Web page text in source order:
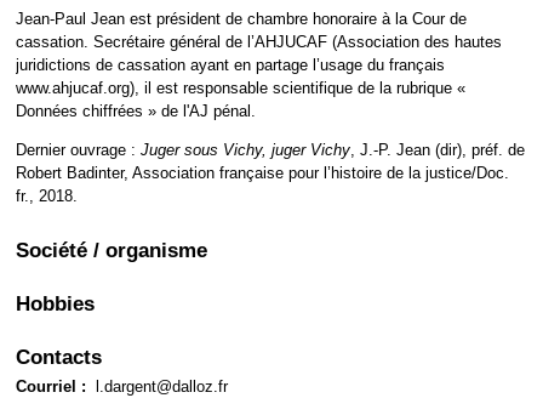
Jean-Paul Jean est président de chambre honoraire à la Cour de
cassation. Secrétaire général de l’AHJUCAF (Association des hautes
juridictions de cassation ayant en partage l’usage du français
www.ahjucaf.org), il est responsable scientifique de la rubrique «
Données chiffrées » de l'AJ pénal.
Dernier ouvrage : Juger sous Vichy, juger Vichy, J.-P. Jean (dir), préf. de
Robert Badinter, Association française pour l’histoire de la justice/Doc.
fr., 2018.
Société / organisme
Hobbies
Contacts
Courriel : l.dargent@dalloz.fr